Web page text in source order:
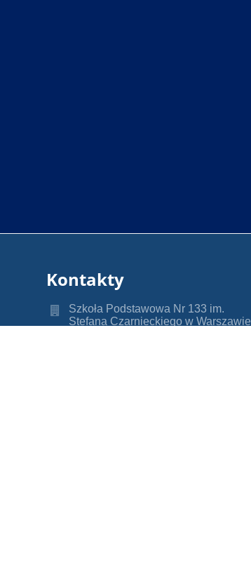
Kontakty
Szkoła Podstawowa Nr 133 im.
Stefana Czarnieckiego w Warszawie